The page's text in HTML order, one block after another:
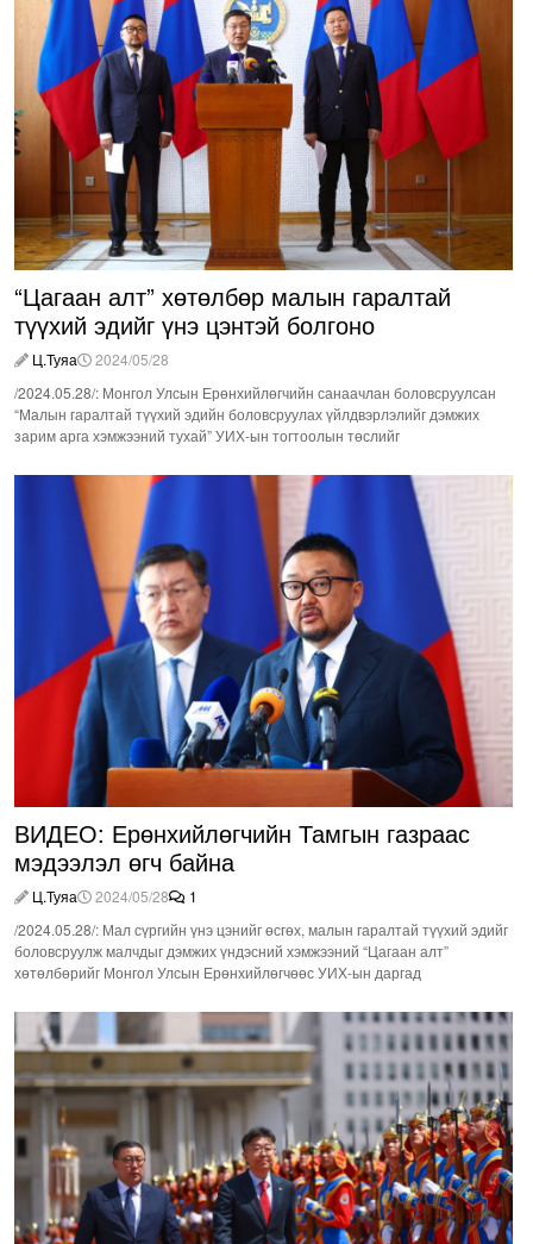
“Цагаан алт” хөтөлбөр малын гаралтай
түүхий эдийг үнэ цэнтэй болгоно
Ц.Туяа
2024/05/28
/2024.05.28/: Монгол Улсын Ерөнхийлөгчийн санаачлан боловсруулсан
“Малын гаралтай түүхий эдийн боловсруулах үйлдвэрлэлийг дэмжих
зарим арга хэмжээний тухай” УИХ-ын тогтоолын төслийг
ВИДЕО: Ерөнхийлөгчийн Тамгын газраас
мэдээлэл өгч байна
Ц.Туяа 2024/05/28
1
/2024.05.28/: Мал сүргийн үнэ цэнийг өсгөх, малын гаралтай түүхий эдийг
боловсруулж малчдыг дэмжих үндэсний хэмжээний “Цагаан алт”
хөтөлбөрийг Монгол Улсын Ерөнхийлөгчөөс УИХ-ын даргад